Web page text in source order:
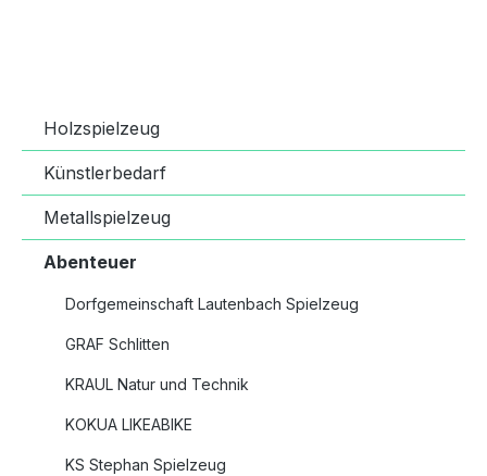
Holzspielzeug
Künstlerbedarf
Metallspielzeug
Abenteuer
Dorfgemeinschaft Lautenbach Spielzeug
GRAF Schlitten
KRAUL Natur und Technik
KOKUA LIKEABIKE
KS Stephan Spielzeug